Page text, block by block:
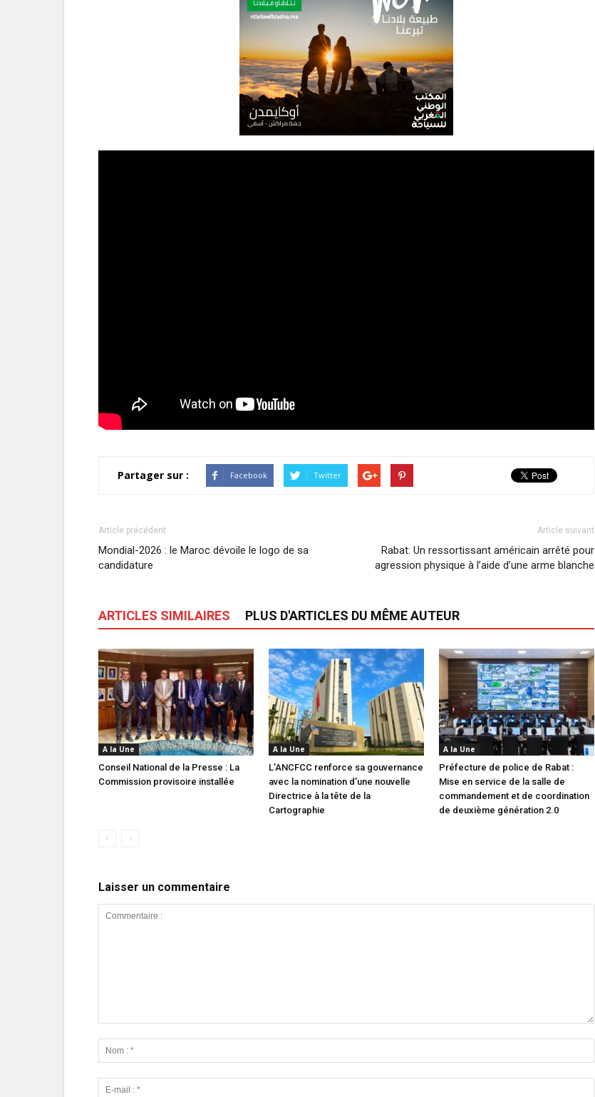
Partager sur : Facebook Twitter
Article précédent
Mondial-2026 : le Maroc dévoile le logo de sa
candidature
Article suivant
Rabat: Un ressortissant américain arrêté pour
agression physique à l’aide d’une arme blanche
ARTICLES SIMILAIRES PLUS D'ARTICLES DU MÊME AUTEUR
A la Une
Conseil National de la Presse : La
Commission provisoire installée
A la Une
L’ANCFCC renforce sa gouvernance
avec la nomination d’une nouvelle
Directrice à la tête de la
Cartographie
A la Une
Préfecture de police de Rabat :
Mise en service de la salle de
commandement et de coordination
de deuxième génération 2.0
Laisser un commentaire